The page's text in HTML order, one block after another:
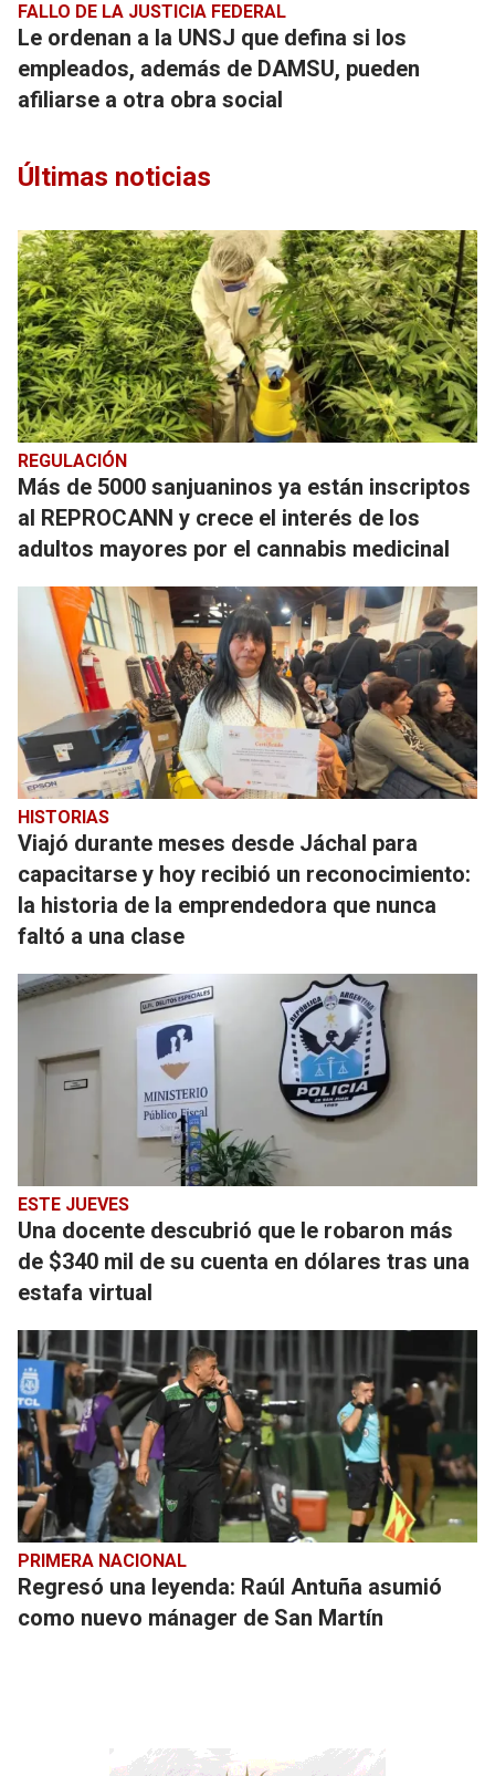
FALLO DE LA JUSTICIA FEDERAL
Le ordenan a la UNSJ que defina si los
empleados, además de DAMSU, pueden
afiliarse a otra obra social
Últimas noticias
REGULACIÓN
Más de 5000 sanjuaninos ya están inscriptos
al REPROCANN y crece el interés de los
adultos mayores por el cannabis medicinal
HISTORIAS
Viajó durante meses desde Jáchal para
capacitarse y hoy recibió un reconocimiento:
la historia de la emprendedora que nunca
faltó a una clase
ESTE JUEVES
Una docente descubrió que le robaron más
de $340 mil de su cuenta en dólares tras una
estafa virtual
PRIMERA NACIONAL
Regresó una leyenda: Raúl Antuña asumió
como nuevo mánager de San Martín